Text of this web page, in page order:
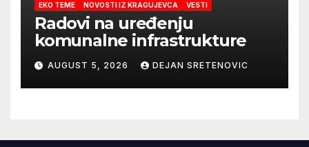
EKO TEME NOVOSTI IZ KRAGUJEVCA VESTI
Radovi na uređenju
komunalne infrastrukture
AUGUST 5, 2026 DEJAN SRETENOVIC